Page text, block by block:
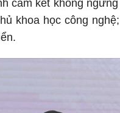
cam kết không
khoa học công